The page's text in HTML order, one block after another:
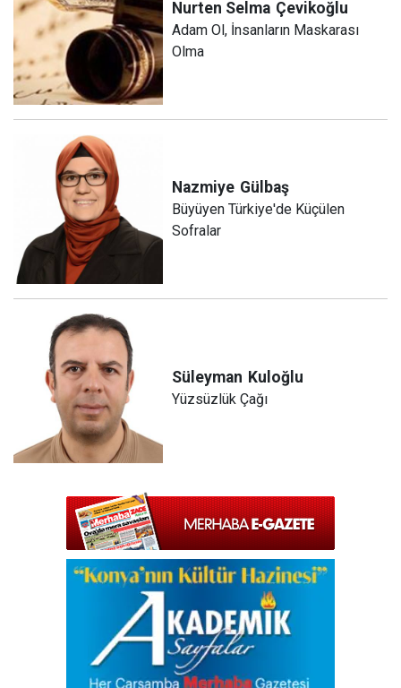
Nurten Selma Çevikoğlu
Adam Ol, İnsanların Maskarası
Olma
Nazmiye Gülbaş
Büyüyen Türkiye'de Küçülen
Sofralar
Süleyman Kuloğlu
Yüzsüzlük Çağı